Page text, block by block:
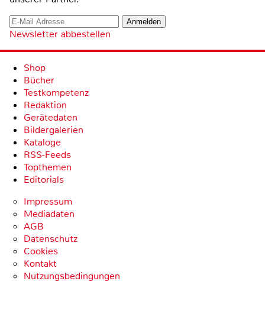
Newsletter abbestellen
Shop
Bücher
Testkompetenz
Redaktion
Gerätedaten
Bildergalerien
Kataloge
RSS-Feeds
Topthemen
Editorials
Impressum
Mediadaten
AGB
Datenschutz
Cookies
Kontakt
Nutzungsbedingungen